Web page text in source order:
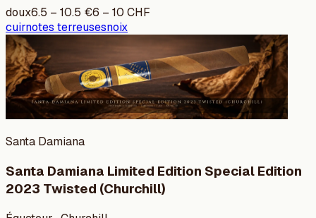
doux6.5 – 10.5 €6 – 10 CHF
cuirnotes terreusesnoix
Santa Damiana
Santa Damiana Limited Edition Special Edition
2023 Twisted (Churchill)